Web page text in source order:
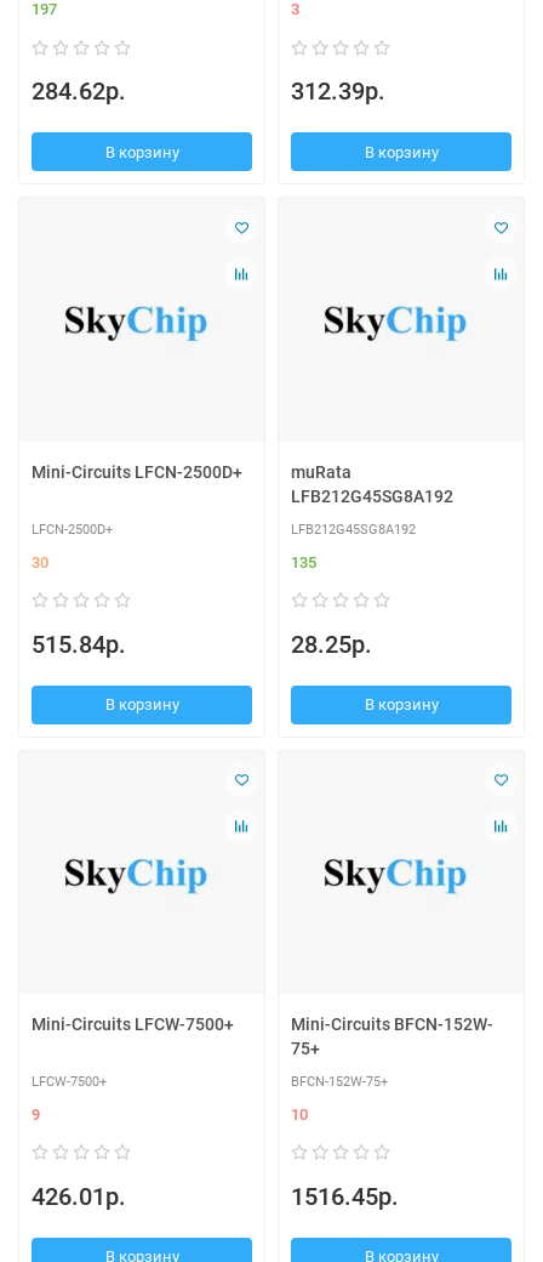
197
284.62р.
В корзину
3
312.39р.
В корзину
Mini-Circuits LFCN-2500D+
LFCN-2500D+
30
515.84р.
В корзину
muRata
LFB212G45SG8A192
LFB212G45SG8A192
135
28.25р.
В корзину
Mini-Circuits LFCW-7500+
LFCW-7500+
9
426.01р.
В корзину
Mini-Circuits BFCN-152W-
75+
BFCN-152W-75+
10
1516.45р.
В корзину